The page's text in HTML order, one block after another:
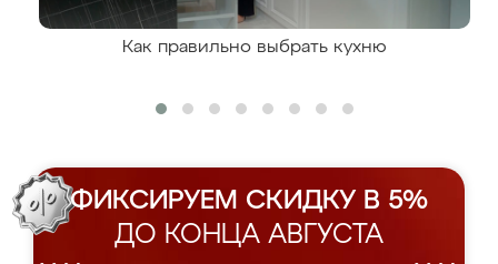
Как правильно выбрать кухню
ФИКСИРУЕМ СКИДКУ В 5%
ДО КОНЦА АВГУСТА